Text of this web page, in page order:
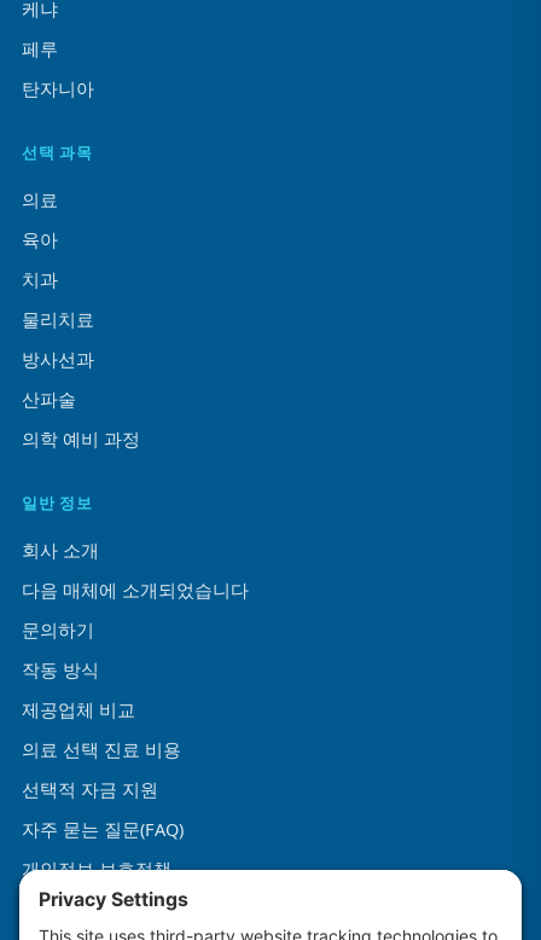
케냐
페루
탄자니아
선택 과목
의료
육아
치과
물리치료
방사선과
산파술
의학 예비 과정
일반 정보
회사 소개
다음 매체에 소개되었습니다
문의하기
작동 방식
제공업체 비교
의료 선택 진료 비용
선택적 자금 지원
자주 묻는 질문(FAQ)
개인정보 보호정책
이용약관